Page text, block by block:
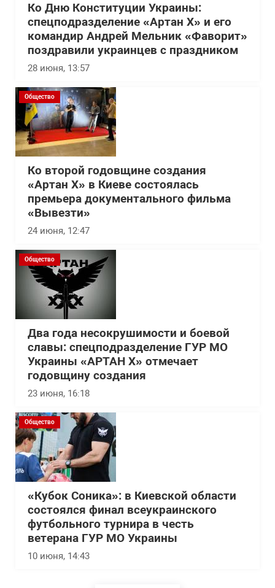
Ко Дню Конституции Украины:
спецподразделение «Артан Х» и его
командир Андрей Мельник «Фаворит»
поздравили украинцев с праздником
28 июня, 13:57
Общество
Ко второй годовщине создания
«Артан Х» в Киеве состоялась
премьера документального фильма
«Вывезти»
24 июня, 12:47
Общество
Два года несокрушимости и боевой
славы: спецподразделение ГУР МО
Украины «АРТАН Х» отмечает
годовщину создания
23 июня, 16:18
Общество
«Кубок Соника»: в Киевской области
состоялся финал всеукраинского
футбольного турнира в честь
ветерана ГУР МО Украины
10 июня, 14:43